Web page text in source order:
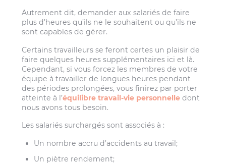
Autrement dit, demander aux salariés de faire
plus d’heures qu’ils ne le souhaitent ou qu’ils ne
sont capables de gérer.
Certains travailleurs se feront certes un plaisir de
faire quelques heures supplémentaires ici et là.
Cependant, si vous forcez les membres de votre
équipe à travailler de longues heures pendant
des périodes prolongées, vous finirez par porter
atteinte à l’équilibre travail-vie personnelle dont
nous avons tous besoin.
Les salariés surchargés sont associés à :
Un nombre accru d’accidents au travail;
Un piètre rendement;